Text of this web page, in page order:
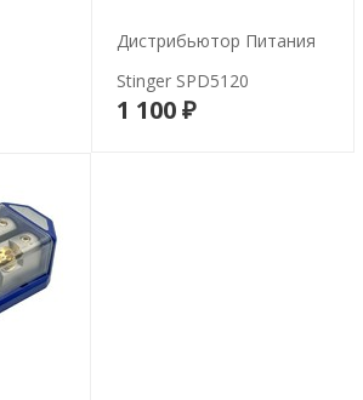
Дистрибьютор Питания
Stinger SPD5120
1 100 ₽В корзину